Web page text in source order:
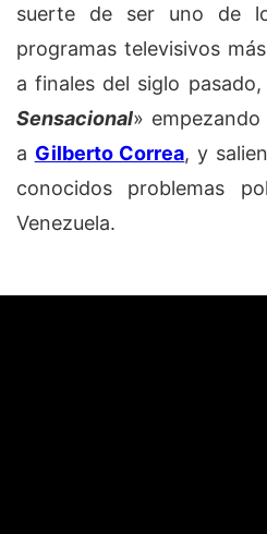
suerte de ser uno de
programas televisivos
a finales del siglo
Sensacional»
a Gilberto Correa, y
conocidos problemas
Venezuela.